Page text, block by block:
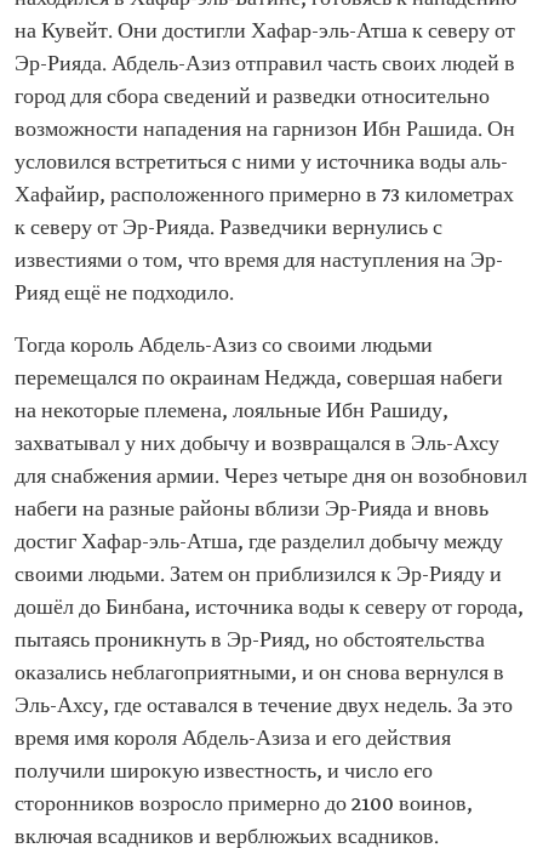
на Кувейт. Они достигли Хафар-эль-Атша к северу от
Эр-Рияда. Абдель-Азиз отправил часть своих людей в
город для сбора сведений и разведки относительно
возможности нападения на гарнизон Ибн Рашида. Он
условился встретиться с ними у источника воды аль-
Хафайир, расположенного примерно в 73 километрах
к северу от Эр-Рияда. Разведчики вернулись с
известиями о том, что время для наступления на Эр-
Рияд ещё не подходило.
Тогда король Абдель-Азиз со своими людьми
перемещался по окраинам Неджда, совершая набеги
на некоторые племена, лояльные Ибн Рашиду,
захватывал у них добычу и возвращался в Эль-Ахсу
для снабжения армии. Через четыре дня он возобновил
набеги на разные районы вблизи Эр-Рияда и вновь
достиг Хафар-эль-Атша, где разделил добычу между
своими людьми. Затем он приблизился к Эр-Рияду и
дошёл до Бинбана, источника воды к северу от города,
пытаясь проникнуть в Эр-Рияд, но обстоятельства
оказались неблагоприятными, и он снова вернулся в
Эль-Ахсу, где оставался в течение двух недель. За это
время имя короля Абдель-Азиза и его действия
получили широкую известность, и число его
сторонников возросло примерно до 2100 воинов,
включая всадников и верблюжьих всадников.